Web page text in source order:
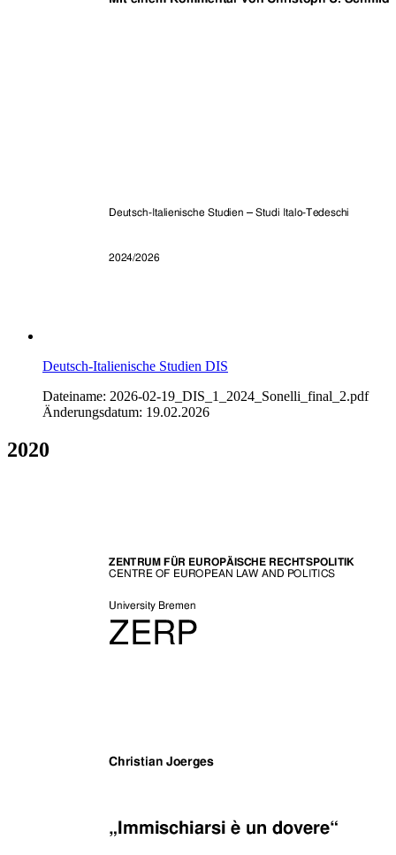
Deutsch-Italienische Studien DIS
Dateiname: 2026-02-19_DIS_1_2024_Sonelli_final_2.pdf
Änderungsdatum: 19.02.2026
2020